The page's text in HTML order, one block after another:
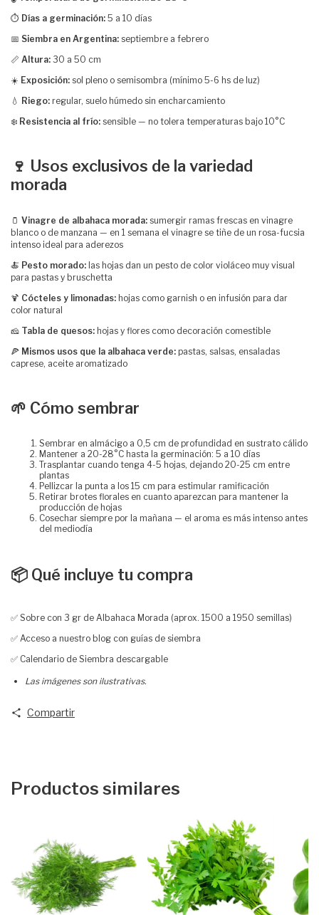
⏱️ Días a germinación: 5 a 10 días
📅 Siembra en Argentina: septiembre a febrero
📏 Altura: 30 a 50 cm
☀️ Exposición: sol pleno o semisombra (mínimo 5-6 hs de luz)
💧 Riego: regular, suelo húmedo sin encharcamiento
❄️ Resistencia al frío: sensible — no tolera temperaturas bajo 10°C
🍷 Usos exclusivos de la variedad
morada
🫙 Vinagre de albahaca morada: sumergir ramas frescas en vinagre
blanco o de manzana — en 1 semana el vinagre se tiñe de un rosa-fucsia
intenso ideal para aderezos
🍝 Pesto morado: las hojas dan un pesto de color violáceo muy visual
para pastas y bruschetta
🍹 Cócteles y limonadas: hojas como garnish o en infusión para dar
color natural
🧀 Tabla de quesos: hojas y flores como decoración comestible
🍕 Mismos usos que la albahaca verde: pastas, salsas, ensaladas
caprese, aceite aromatizado
🌱 Cómo sembrar
Sembrar en almácigo a 0,5 cm de profundidad en sustrato cálido
Mantener a 20-28°C hasta la germinación: 5 a 10 días
Trasplantar cuando tenga 4-5 hojas, dejando 20-25 cm entre
plantas
Pellizcar la punta a los 15 cm para estimular ramificación
Retirar brotes florales en cuanto aparezcan para mantener la
producción de hojas
Cosechar siempre por la mañana — el aroma es más intenso antes
del mediodía
📦 Qué incluye tu compra
✅ Sobre con 3 gr de Albahaca Morada (aprox. 1500 a 1950 semillas)
✅ Acceso a nuestro blog con guías de siembra
✅ Calendario de Siembra descargable
Las imágenes son ilustrativas.
Compartir
Productos similares